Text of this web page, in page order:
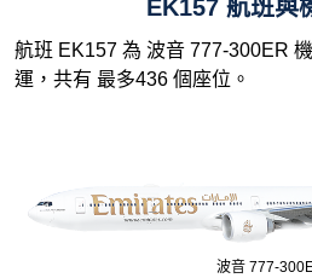
EK157 航班與
航班 EK157 為 波音 777-300ER
運，共有 最多436 個座位。
波音 777-